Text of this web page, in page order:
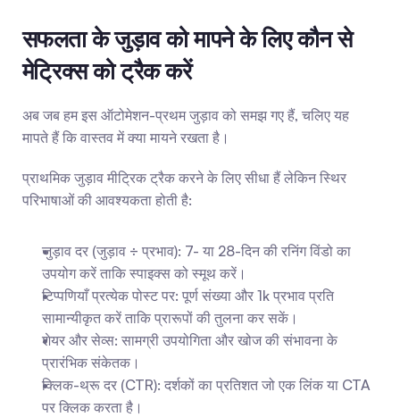
सफलता के जुड़ाव को मापने के लिए कौन से
मेट्रिक्स को ट्रैक करें
अब जब हम इस ऑटोमेशन-प्रथम जुड़ाव को समझ गए हैं, चलिए यह
मापते हैं कि वास्तव में क्या मायने रखता है।
प्राथमिक जुड़ाव मीट्रिक ट्रैक करने के लिए सीधा हैं लेकिन स्थिर
परिभाषाओं की आवश्यकता होती है:
जुड़ाव दर (जुड़ाव ÷ प्रभाव): 7- या 28-दिन की रनिंग विंडो का
उपयोग करें ताकि स्पाइक्स को स्मूथ करें।
टिप्पणियाँ प्रत्येक पोस्ट पर: पूर्ण संख्या और 1k प्रभाव प्रति
सामान्यीकृत करें ताकि प्रारूपों की तुलना कर सकें।
शेयर और सेव्स: सामग्री उपयोगिता और खोज की संभावना के
प्रारंभिक संकेतक।
क्लिक-थ्रू दर (CTR): दर्शकों का प्रतिशत जो एक लिंक या CTA
पर क्लिक करता है।